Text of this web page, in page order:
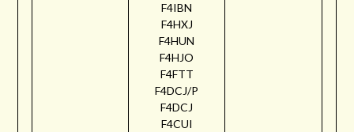
F4IBN
F4HXJ
F4HUN
F4HJO
F4FTT
F4DCJ/P
F4DCJ
F4CUI